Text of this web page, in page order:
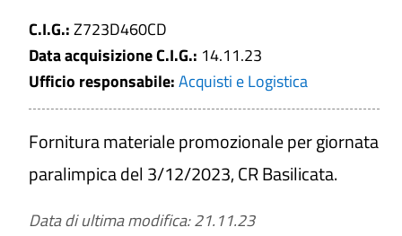
C.I.G.:Z723D460CD
Data acquisizione C.I.G.: 14.11.23
Ufficio responsabile:Acquisti e Logistica
Fornitura materiale promozionale per giornata
paralimpica del 3/12/2023, CR Basilicata.
Data di ultima modifica: 21.11.23